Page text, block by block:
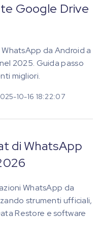
Google Drive
da Android a
2025. Guida passo
migliori.
10-16 18:22:07
di WhatsApp
WhatsApp da
strumenti ufficiali,
Restore e software